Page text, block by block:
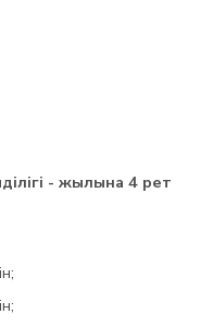
- жылына 4 рет